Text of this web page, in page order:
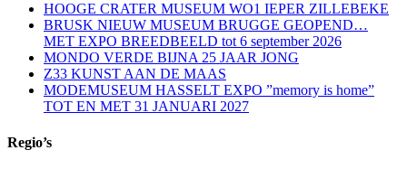
HOOGE CRATER MUSEUM WO1 IEPER ZILLEBEKE
BRUSK NIEUW MUSEUM BRUGGE GEOPEND…
MET EXPO BREEDBEELD tot 6 september 2026
MONDO VERDE BIJNA 25 JAAR JONG
Z33 KUNST AAN DE MAAS
MODEMUSEUM HASSELT EXPO ”memory is home”
TOT EN MET 31 JANUARI 2027
Regio’s